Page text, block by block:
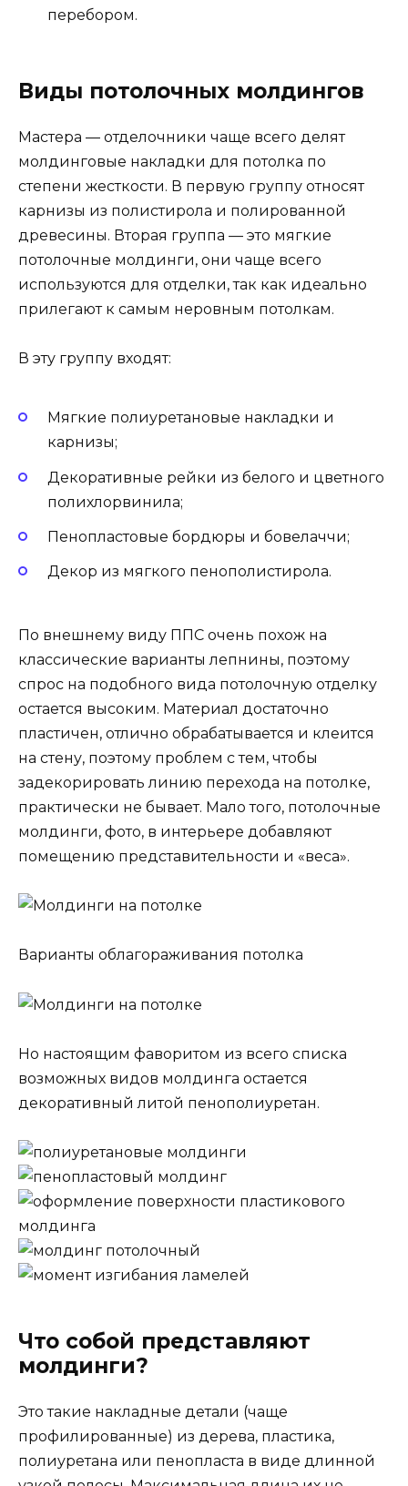
перебором.
Виды потолочных молдингов
Мастера — отделочники чаще всего делят
молдинговые накладки для потолка по
степени жесткости. В первую группу относят
карнизы из полистирола и полированной
древесины. Вторая группа — это мягкие
потолочные молдинги, они чаще всего
используются для отделки, так как идеально
прилегают к самым неровным потолкам.
В эту группу входят:
Мягкие полиуретановые накладки и
карнизы;
Декоративные рейки из белого и цветного
полихлорвинила;
Пенопластовые бордюры и бовелаччи;
Декор из мягкого пенополистирола.
По внешнему виду ППС очень похож на
классические варианты лепнины, поэтому
спрос на подобного вида потолочную отделку
остается высоким. Материал достаточно
пластичен, отлично обрабатывается и клеится
на стену, поэтому проблем с тем, чтобы
задекорировать линию перехода на потолке,
практически не бывает. Мало того, потолочные
молдинги, фото, в интерьере добавляют
помещению представительности и «веса».
Варианты облагораживания потолка
Но настоящим фаворитом из всего списка
возможных видов молдинга остается
декоративный литой пенополиуретан.
Что собой представляют
молдинги?
Это такие накладные детали (чаще
профилированные) из дерева, пластика,
полиуретана или пенопласта в виде длинной